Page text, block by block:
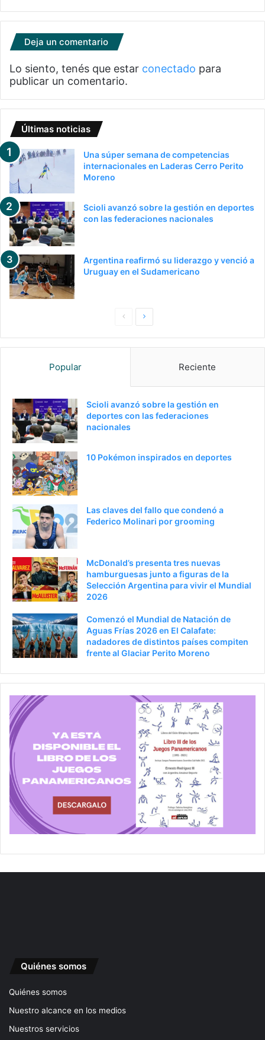
Deja un comentario
Lo siento, tenés que estar conectado para
publicar un comentario.
Últimas noticias
Una súper semana de competencias
internacionales en Laderas Cerro Perito
Moreno
Scioli avanzó sobre la gestión en deportes
con las federaciones nacionales
Argentina reafirmó su liderazgo y venció a
Uruguay en el Sudamericano
PaginaSiguiente
Popular Reciente
Scioli avanzó sobre la gestión en
deportes con las federaciones
nacionales
10 Pokémon inspirados en deportes
Las claves del fallo que condenó a
Federico Molinari por grooming
McDonald’s presenta tres nuevas
hamburguesas junto a figuras de la
Selección Argentina para vivir el Mundial
2026
Comenzó el Mundial de Natación de
Aguas Frías 2026 en El Calafate:
nadadores de distintos países compiten
frente al Glaciar Perito Moreno
Quiénes somos
Quiénes somos
Nuestro alcance en los medios
Nuestros servicios